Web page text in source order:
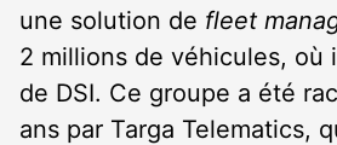
une solution de fleet
2 millions de véhicules, où
de DSI. Ce groupe a été
ans par Targa Telematics,